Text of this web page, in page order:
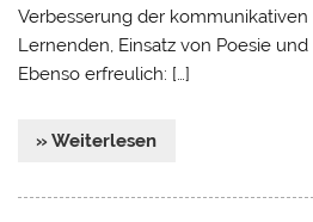
Verbesserung der
Lernenden, Einsatz von Poesie
Ebenso erfreulich: […]
» Weiterlesen